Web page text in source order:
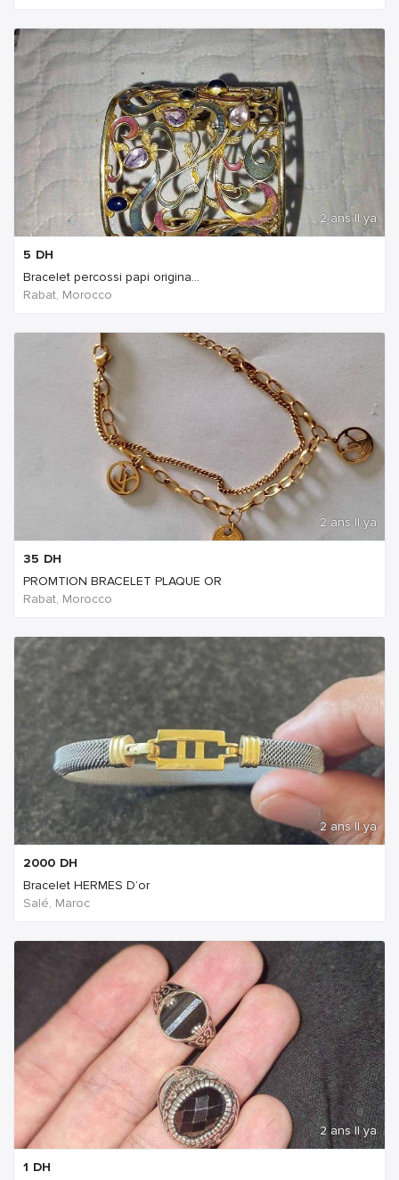
2 ans Il ya
5 DH
Bracelet percossi papi origina...
Rabat, Morocco
2 ans Il ya
35 DH
PROMTION BRACELET PLAQUE OR
Rabat, Morocco
2 ans Il ya
2000 DH
Bracelet HERMES D’or
Salé, Maroc
2 ans Il ya
1 DH